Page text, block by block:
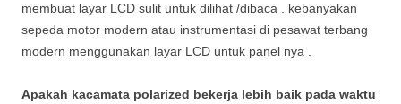
membuat layar LCD sulit untuk dilihat /dibaca . kebanyakan
sepeda motor modern atau instrumentasi di pesawat terbang
modern menggunakan layar LCD untuk panel nya .
Apakah kacamata polarized bekerja lebih baik pada waktu